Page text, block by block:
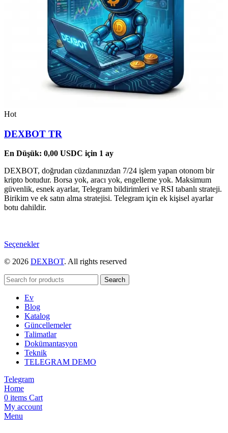
Hot
DEXBOT TR
En Düşük: 0,00 USDC için 1 ay
DEXBOT, doğrudan cüzdanınızdan 7/24 işlem yapan otonom bir
kripto botudur. Borsa yok, aracı yok, engelleme yok. Maksimum
güvenlik, esnek ayarlar, Telegram bildirimleri ve RSI tabanlı strateji.
Birikim ve ek satın alma stratejisi. Telegram için ek kişisel ayarlar
botu dahildir.
SeçeneklerBu
birden
varyasyonu
ürün
sayfasından
seçilebilir
© 2026 DEXBOT. All rights reserved
Search
Ev
Blog
Katalog
Güncellemeler
Talimatlar
Dokümantasyon
Teknik
TELEGRAM DEMO
Telegram
Home
0 items Cart
My account
Menu